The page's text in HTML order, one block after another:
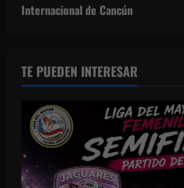
Internacional de Cancún
TE PUEDEN INTERESAR